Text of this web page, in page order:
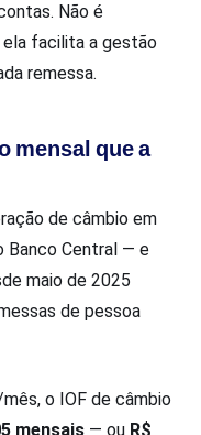
Não é
ela facilita a gestão
remessa.
mensal que a
de câmbio em
Banco Central — e
maio de 2025
de pessoa
o IOF de câmbio
mensais — ou R$